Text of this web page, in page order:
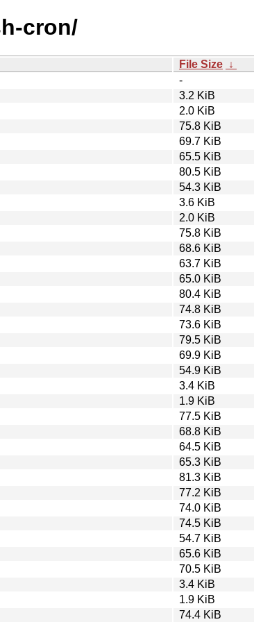
cron/
File Size ↓
-
3.2 KiB
2.0 KiB
75.8 KiB
69.7 KiB
65.5 KiB
80.5 KiB
54.3 KiB
3.6 KiB
2.0 KiB
75.8 KiB
68.6 KiB
63.7 KiB
65.0 KiB
80.4 KiB
74.8 KiB
73.6 KiB
79.5 KiB
69.9 KiB
54.9 KiB
3.4 KiB
1.9 KiB
77.5 KiB
68.8 KiB
64.5 KiB
65.3 KiB
81.3 KiB
77.2 KiB
74.0 KiB
74.5 KiB
54.7 KiB
65.6 KiB
70.5 KiB
3.4 KiB
1.9 KiB
74.4 KiB